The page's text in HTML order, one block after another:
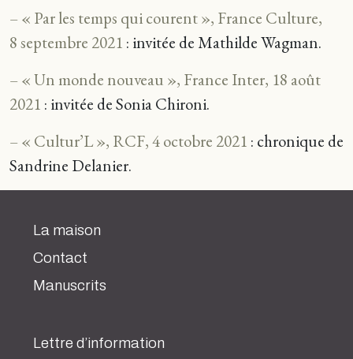
– « Par les temps qui courent », France Culture,
8 septembre 2021 : invitée de Mathilde Wagman.
– « Un monde nouveau », France Inter, 18 août
2021 : invitée de Sonia Chironi.
– « Cultur’L », RCF, 4 octobre 2021 : chronique de
Sandrine Delanier.
La maison
Contact
Manuscrits
Lettre d’information